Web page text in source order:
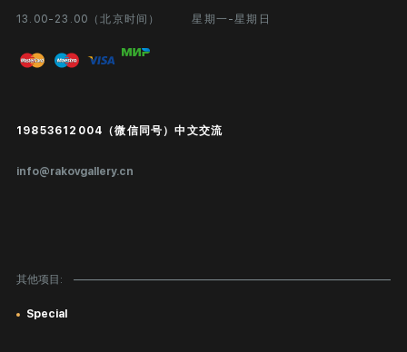
13.00-23.00（北京时间） 星期一-星期日
info@rakovgallery.cn
19853612004（微信同号）中文交流
其他项目:
Special
个人专区
问题和回答问题
Public offer
合作
画廊展览